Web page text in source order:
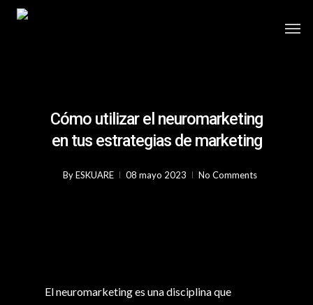
Cómo utilizar el neuromarketing
en tus estrategias de marketing
ByESKUARE 08 mayo 2023 No Comments
El neuromarketing es una disciplina que